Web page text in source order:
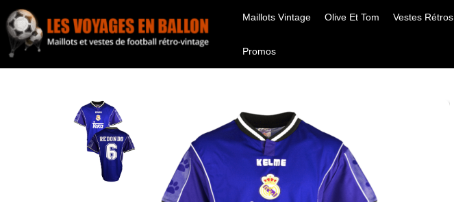
Maillots Vintage Olive Et Tom Vestes Rétros
Promos